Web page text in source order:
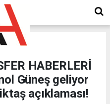
HABERLERİ
Güneş geliyor
açıklaması!